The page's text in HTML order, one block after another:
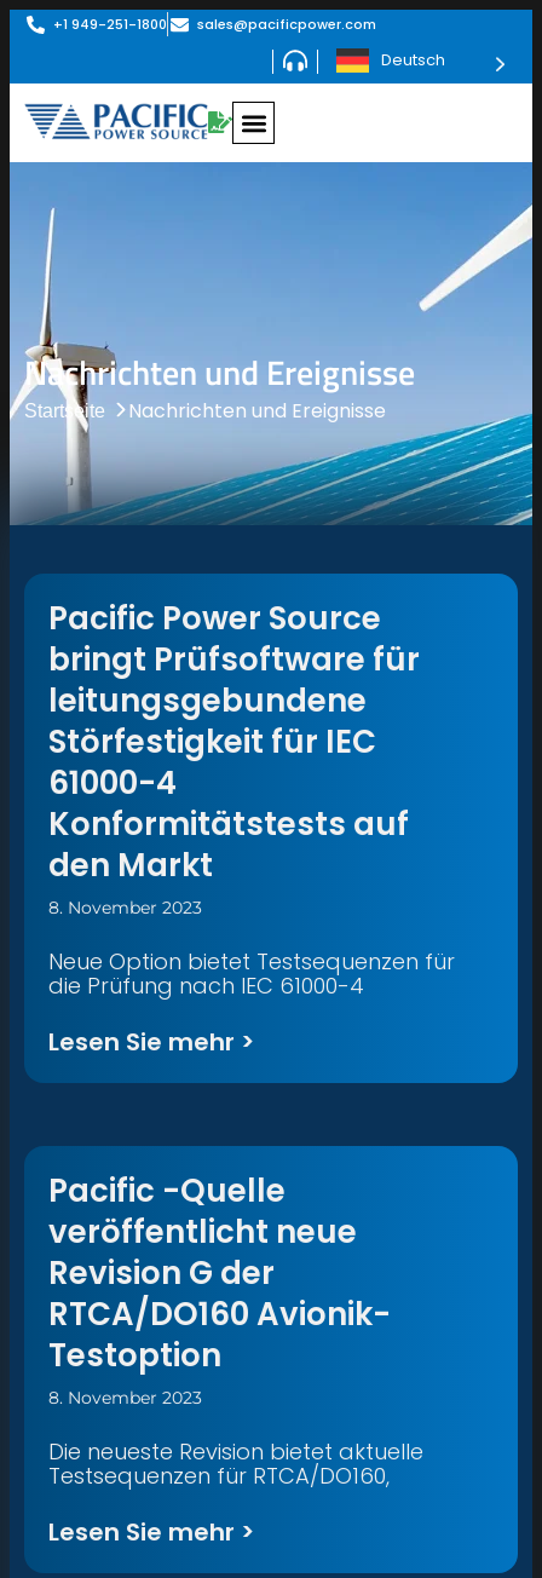
+1 949-251-1800 sales@pacificpower.com
Deutsch
Nachrichten und Ereignisse
Startseite Nachrichten und Ereignisse
Pacific Power Source
bringt Prüfsoftware für
leitungsgebundene
Störfestigkeit für IEC
61000-4
Konformitätstests auf
den Markt
8. November 2023
Neue Option bietet Testsequenzen für
die Prüfung nach IEC 61000-4
Lesen Sie mehr >
Pacific -Quelle
veröffentlicht neue
Revision G der
RTCA/DO160 Avionik-
Testoption
8. November 2023
Die neueste Revision bietet aktuelle
Testsequenzen für RTCA/DO160,
Lesen Sie mehr >